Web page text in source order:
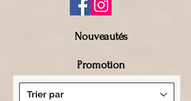
Nouveautés
Promotion